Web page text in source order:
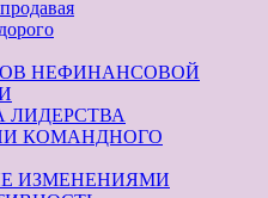
НЕФИНАНСОВОЙ
ЛИДЕРСТВА
КОМАНДНОГО
ИЗМЕНЕНИЯМИ